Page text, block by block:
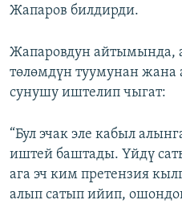
Жапаров билдирди.
Жапаровдун айтымында,
төлөмдүн туумунан жана
сунушу иштелип чыгат:
“Бул эчак эле кабыл
иштей баштады. Үйдү
ага эч ким претензия
алып сатып ийип,